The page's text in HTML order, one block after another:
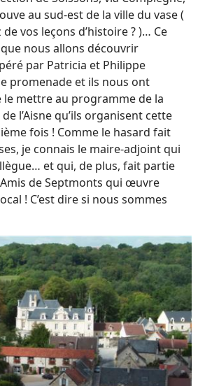
au sud-est de la ville du vase (
vos leçons d’histoire ? )… Ce
nous allons découvrir
par Patricia et Philippe
promenade et ils nous ont
mettre au programme de la
l’Aisne qu’ils organisent cette
fois ! Comme le hasard fait
je connais le maire-adjoint qui
et qui, de plus, fait partie
Amis de Septmonts qui œuvre
! C’est dire si nous sommes